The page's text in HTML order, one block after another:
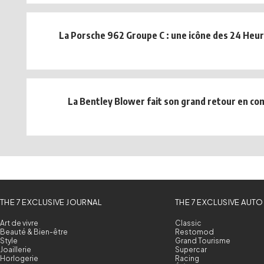
La Porsche 962 Groupe C : une icône des 24
La Bentley Blower fait son grand retour en
THE 7 EXCLUSIVE JOURNAL
Art de vivre
Beauté & Bien-être
Style
Joaillerie
Horlogerie
THE 7 EXCLUSIVE AUTO
Classic
Restomod
Grand Tourisme
Supercar
Racing